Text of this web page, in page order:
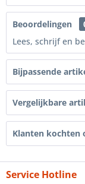
Beoordelingen
Lees, schrijf en
Bijpassende
Vergelijkbare
Klanten kochten
Service Hotline